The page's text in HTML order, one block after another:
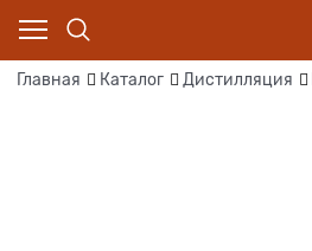
Главная Каталог Дистилляция